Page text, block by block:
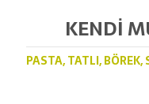
KENDI
PASTA, TATLI, BÖREK,